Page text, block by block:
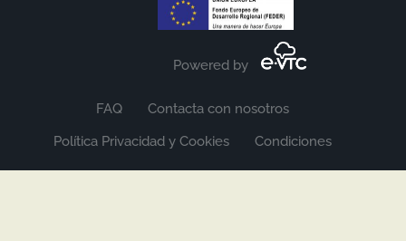
Powered by
FAQ
Contacta con nosotros
Política Privacidad y Cookies
Condiciones